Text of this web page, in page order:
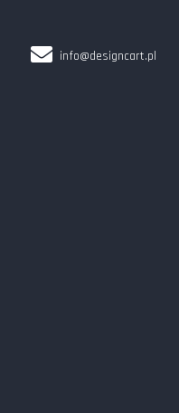
info@designcart.pl